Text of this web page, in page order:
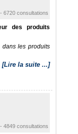
6720 consultations
des produits
dans les produits
[Lire la suite ...]
4849 consultations